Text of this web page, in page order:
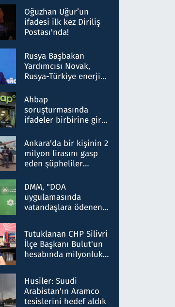
Oğuzhan Uğur’un
ifadesi ilk kez Diriliş
Postası'nda!
Rusya Başbakan
Yardımcısı Novak,
Rusya-Türkiye enerji
nitelikte olduğunu
belirtti
Ahbap
soruşturmasında
ifadeler birbirine girdi:
ifadelerinden ortaya
çıkan tablo şok etti
Ankara'da bir kişinin 2
milyon lirasını gasp
eden şüpheliler
DMM, "DOA
uygulamasında
vatandaşlara ödenen
düşürüldüğü" iddiasını
yalanladı
Tutuklanan CHP Silivri
İlçe Başkanı Bulut'un
hesabında milyonluk
talimat verdi, ben
gönderdim
Husiler: Suudi
Arabistan'ın Aramco
tesislerini hedef aldık